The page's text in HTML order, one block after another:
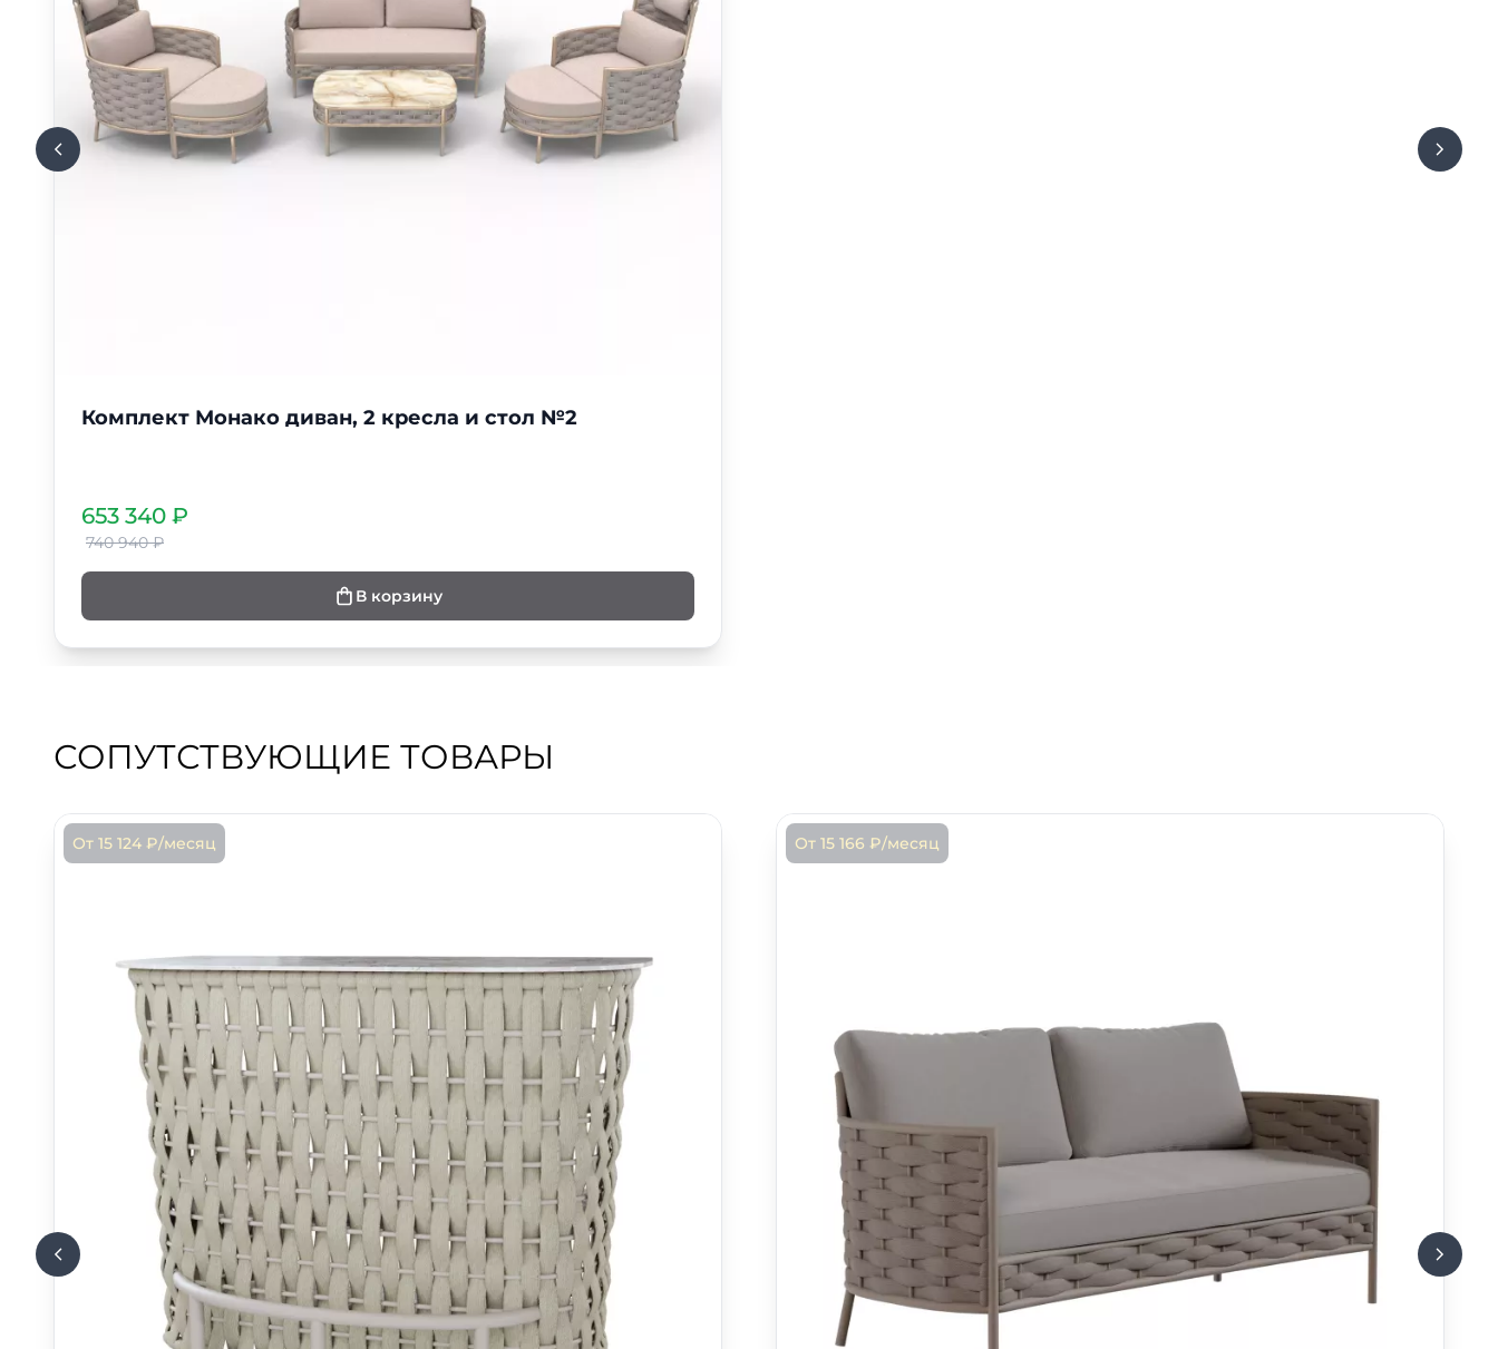
Комплект Монако диван, 2 кресла и стол №2
653 340 ₽
740 940 ₽
В корзину
СОПУТСТВУЮЩИЕ ТОВАРЫ
От 15 124 ₽/месяц От 15 166 ₽/месяц